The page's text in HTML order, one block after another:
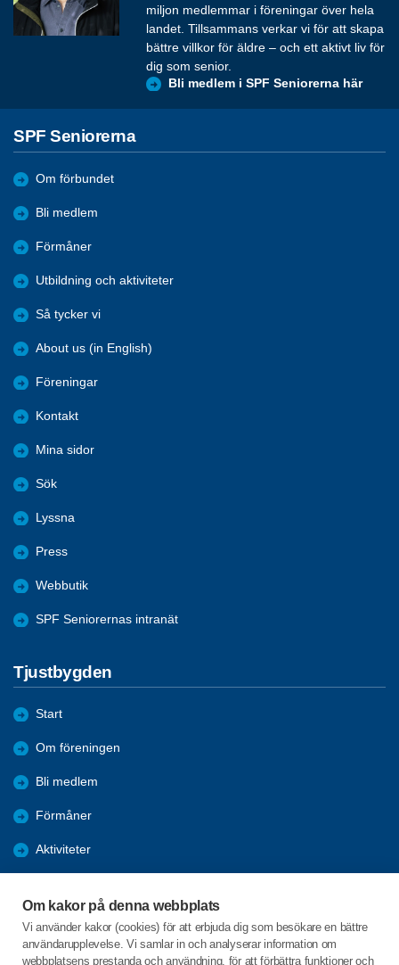
Om kakor på denna webbplats
Vi använder kakor (cookies) för att erbjuda dig som besökare en bättre
användarupplevelse. Vi samlar in och analyserar information om
webbplatsens prestanda och användning, för att förbättra funktioner och
miljon medlemmar i föreningar över hela
landet. Tillsammans verkar vi för att skapa
bättre villkor för äldre – och ett aktivt liv för
dig som senior.
Bli medlem i SPF Seniorerna här
SPF Seniorerna
Om förbundet
Bli medlem
Förmåner
Utbildning och aktiviteter
Så tycker vi
About us (in English)
Föreningar
Kontakt
Mina sidor
Sök
Lyssna
Press
Webbutik
SPF Seniorernas intranät
Tjustbygden
Start
Om föreningen
Bli medlem
Förmåner
Aktiviteter
Årsmöte 2024